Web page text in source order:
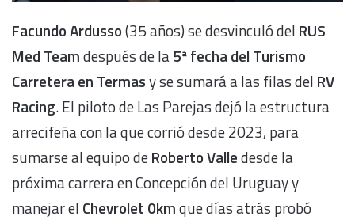
Facundo Ardusso(35 años) se desvinculó del RUS
Med Teamdespués de la5ª fecha del Turismo
Carretera en Termasy se sumará a las filas del RV
Racing. El piloto de Las Parejas dejó la estructura
arrecifeña con la que corrió desde 2023, para
sumarse al equipo deRoberto Valledesde la
próxima carrera en Concepción del Uruguay y
manejar el Chevrolet 0kmque días atrás probó